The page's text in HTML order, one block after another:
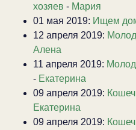
хозяев - Мария
01 мая 2019: Ищем
12 апреля 2019:
Алена
11 апреля 2019:
- Екатерина
09 апреля 2019:
Екатерина
09 апреля 2019: